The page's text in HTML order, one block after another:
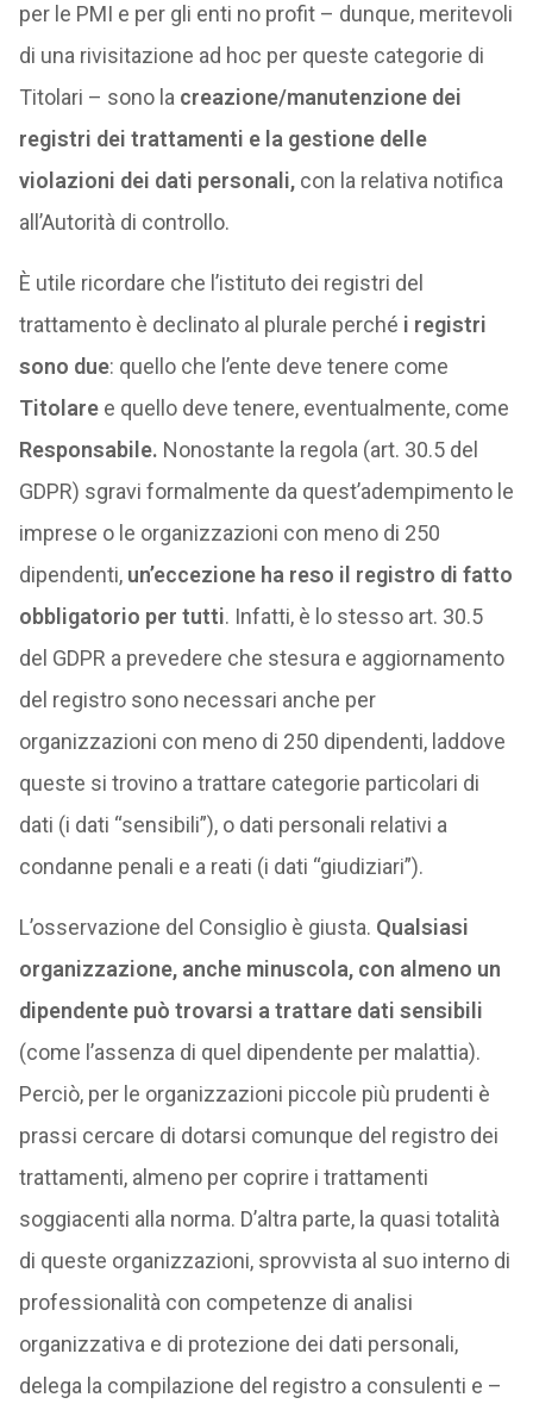
per le PMI e per gli enti no profit – dunque, meritevoli
di una rivisitazione ad hoc per queste categorie di
Titolari – sono la creazione/manutenzione dei
registri dei trattamenti e la gestione delle
violazioni dei dati personali,con la relativa notifica
all’Autorità di controllo.
È utile ricordare che l’istituto dei registri del
trattamento è declinato al plurale perché i registri
sono due: quello che l’ente deve tenere come
Titolaree quello deve tenere, eventualmente, come
Responsabile. Nonostante la regola (art. 30.5 del
GDPR) sgravi formalmente da quest’adempimento le
imprese o le organizzazioni con meno di 250
dipendenti, un’eccezione ha reso il registro di fatto
obbligatorio per tutti. Infatti, è lo stesso art. 30.5
del GDPR a prevedere che stesura e aggiornamento
del registro sono necessari anche per
organizzazioni con meno di 250 dipendenti, laddove
queste si trovino a trattare categorie particolari di
dati (i dati “sensibili”), o dati personali relativi a
condanne penali e a reati (i dati “giudiziari”).
L’osservazione del Consiglio è giusta. Qualsiasi
organizzazione, anche minuscola, con almeno un
dipendente può trovarsi a trattare dati sensibili
(come l’assenza di quel dipendente per malattia).
Perciò, per le organizzazioni piccole più prudenti è
prassi cercare di dotarsi comunque del registro dei
trattamenti, almeno per coprire i trattamenti
soggiacenti alla norma. D’altra parte, la quasi totalità
di queste organizzazioni, sprovvista al suo interno di
professionalità con competenze di analisi
organizzativa e di protezione dei dati personali,
delega la compilazione del registro a consulenti e –